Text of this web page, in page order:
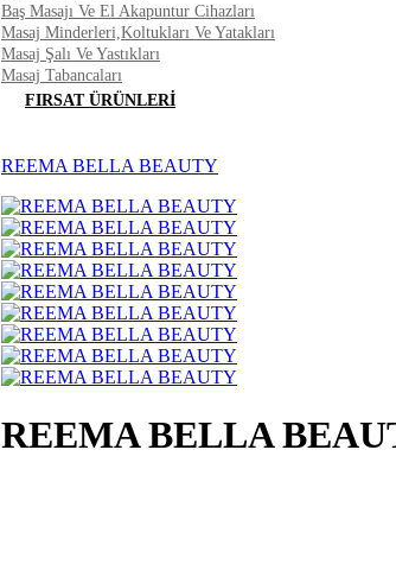
Baş Masajı Ve El Akapuntur Cihazları
Masaj Minderleri,Koltukları Ve Yatakları
Masaj Şalı Ve Yastıkları
Masaj Tabancaları
FIRSAT ÜRÜNLERI
REEMA BELLA BEAUTY
REEMA BELLA